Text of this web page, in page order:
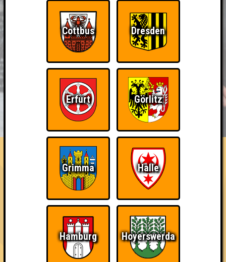
HIGHSCORE RESERVIERUNG
FAQ ÜBER UNS
Bin ich schon drin?
Nimm an einem Online-Quiz teil
~ Noch nicht erreicht ~
Cottbus Dresden
Erfurt Görlitz
Grimma Halle
Hamburg Hoyerswerda